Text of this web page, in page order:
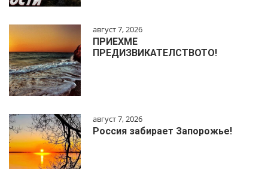
август 7, 2026
ПРИЕХМЕ
ПРЕДИЗВИКАТЕЛСТВОТО!
август 7, 2026
Россия забирает Запорожье!